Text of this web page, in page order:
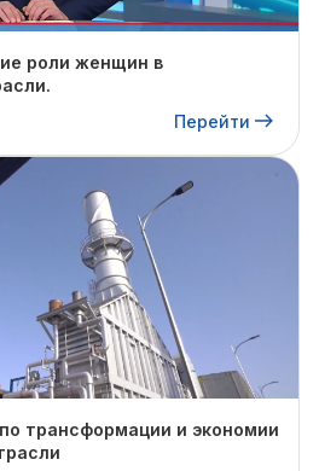
роли женщин в
Перейти
трансформации и экономии